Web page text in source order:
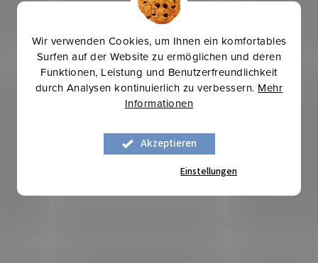
Wir verwenden Cookies, um Ihnen ein komfortables
Surfen auf der Website zu ermöglichen und deren
Funktionen, Leistung und Benutzerfreundlichkeit
durch Analysen kontinuierlich zu verbessern. Mehr
Informationen
Akzeptieren
Einstellungen
Mehr für weniger